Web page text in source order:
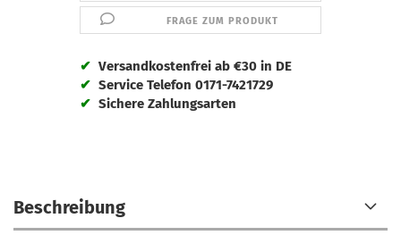
FRAGE ZUM PRODUKT
✔ Versandkostenfrei ab €30 in DE
✔ Service Telefon 0171-7421729
✔ Sichere Zahlungsarten
Beschreibung